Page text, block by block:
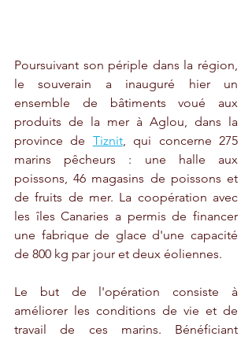
Poursuivant son périple dans la région,
le souverain a inauguré hier un
ensemble de bâtiments voué aux
produits de la mer à Aglou, dans la
province de Tiznit, qui concerne 275
marins pêcheurs : une halle aux
poissons, 46 magasins de poissons et
de fruits de mer. La coopération avec
les îles Canaries a permis de financer
une fabrique de glace d'une capacité
de 800 kg par jour et deux éoliennes.
Le but de l'opération consiste à
améliorer les conditions de vie et de
travail de ces marins. Bénéficiant